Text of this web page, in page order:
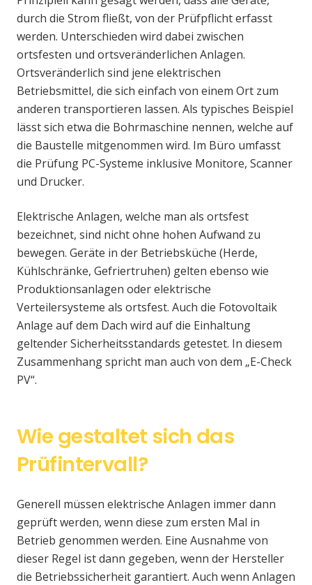
durch die Strom fließt, von der Prüfpflicht erfasst
werden. Unterschieden wird dabei zwischen
ortsfesten und ortsveränderlichen Anlagen.
Ortsveränderlich sind jene elektrischen
Betriebsmittel, die sich einfach von einem Ort zum
anderen transportieren lassen. Als typisches Beispiel
lässt sich etwa die Bohrmaschine nennen, welche auf
die Baustelle mitgenommen wird. Im Büro umfasst
die Prüfung PC-Systeme inklusive Monitore, Scanner
und Drucker.
Elektrische Anlagen, welche man als ortsfest
bezeichnet, sind nicht ohne hohen Aufwand zu
bewegen. Geräte in der Betriebsküche (Herde,
Kühlschränke, Gefriertruhen) gelten ebenso wie
Produktionsanlagen oder elektrische
Verteilersysteme als ortsfest. Auch die Fotovoltaik
Anlage auf dem Dach wird auf die Einhaltung
geltender Sicherheitsstandards getestet. In diesem
Zusammenhang spricht man auch von dem „E-Check
PV“.
Wie gestaltet sich das
Prüfintervall?
Generell müssen elektrische Anlagen immer dann
geprüft werden, wenn diese zum ersten Mal in
Betrieb genommen werden. Eine Ausnahme von
dieser Regel ist dann gegeben, wenn der Hersteller
die Betriebssicherheit garantiert. Auch wenn Anlagen